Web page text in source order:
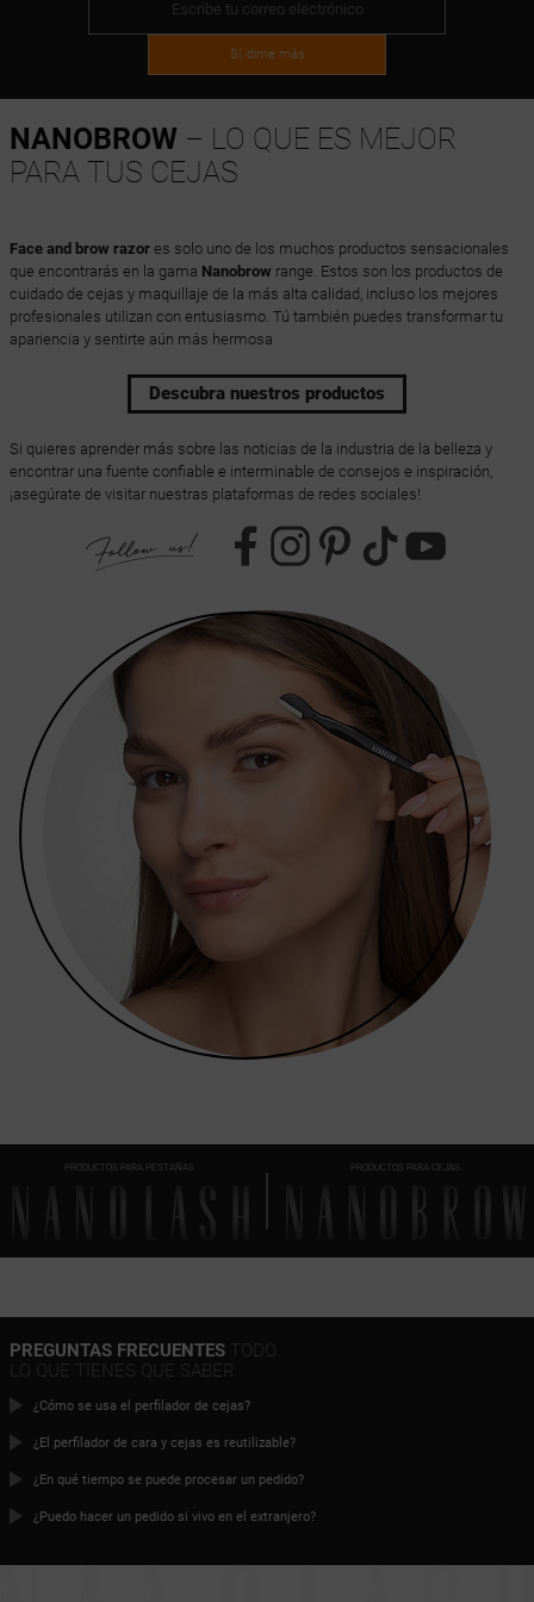
Sí, dime más
NANOBROW– LO QUE ES MEJOR
PARA TUS CEJAS
Face and brow razores solo uno de los muchos productos sensacionales
que encontrarás en la gama Nanobrow range. Estos son los productos de
cuidado de cejas y maquillaje de la más alta calidad, incluso los mejores
profesionales utilizan con entusiasmo. Tú también puedes transformar tu
apariencia y sentirte aún más hermosa
Descubra nuestros productos
Si quieres aprender más sobre las noticias de la industria de la belleza y
encontrar una fuente confiable e interminable de consejos e inspiración,
¡asegúrate de visitar nuestras plataformas de redes sociales!
PRODUCTOS PARA PESTAÑAS PRODUCTOS PARA CEJAS
PREGUNTAS FRECUENTESTODO
LO QUE TIENES QUE SABER
¿Cómo se usa el perfilador de cejas?
¿El perfilador de cara y cejas es reutilizable?
¿En qué tiempo se puede procesar un pedido?
¿Puedo hacer un pedido si vivo en el extranjero?